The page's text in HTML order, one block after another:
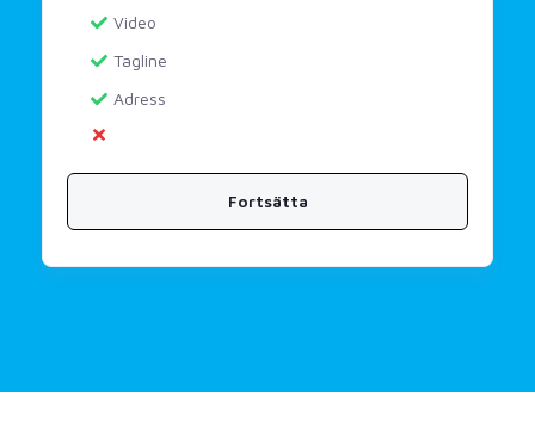
Video
Tagline
Adress
Fortsätta